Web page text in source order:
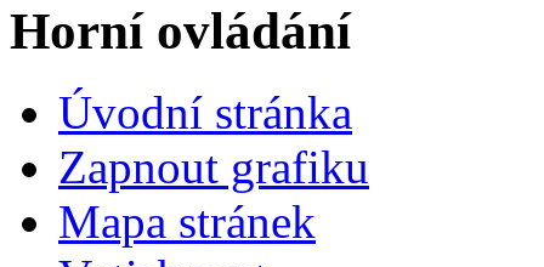
Horní ovládání
Úvodní stránka
Zapnout grafiku
Mapa stránek